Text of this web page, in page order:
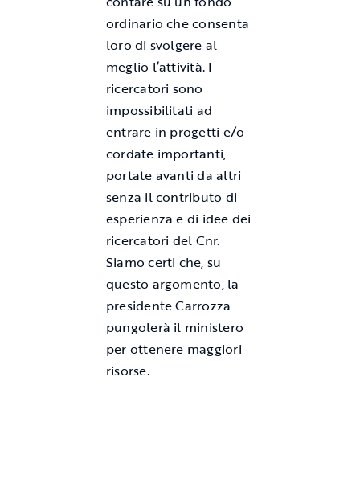
ordinario che consenta
loro di svolgere al
meglio l’attività. I
ricercatori sono
impossibilitati ad
entrare in progetti e/o
cordate importanti,
portate avanti da altri
senza il contributo di
esperienza e di idee dei
ricercatori del Cnr.
Siamo certi che, su
questo argomento, la
presidente Carrozza
pungolerà il ministero
per ottenere maggiori
risorse.